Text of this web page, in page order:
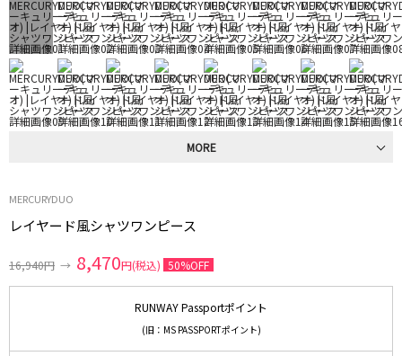
MORE
MERCURYDUO
レイヤード風シャツワンピース
16,940円 → 8,470円(税込) 50%OFF
RUNWAY Passportポイント
(旧：MS PASSPORTポイント)